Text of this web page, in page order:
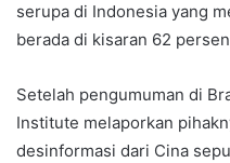
serupa di Indonesia yang
berada di kisaran 62
Setelah pengumuman di
Institute melaporkan
desinformasi dari Cina